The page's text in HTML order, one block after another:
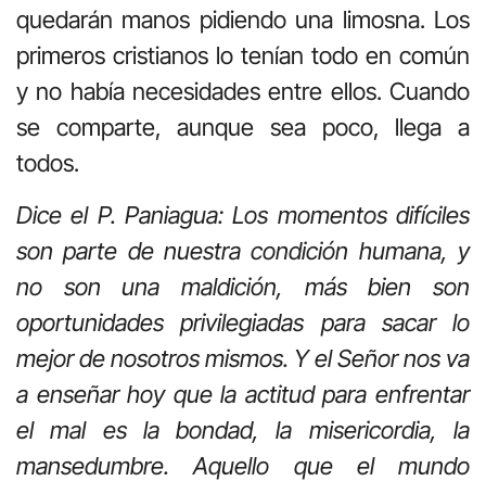
quedarán manos pidiendo una limosna. Los
primeros cristianos lo tenían todo en común
y no había necesidades entre ellos. Cuando
se comparte, aunque sea poco, llega a
todos.
Dice el P. Paniagua: Los momentos difíciles
son parte de nuestra condición humana, y
no son una maldición, más bien son
oportunidades privilegiadas para sacar lo
mejor de nosotros mismos. Y el Señor nos va
a enseñar hoy que la actitud para enfrentar
el mal es la bondad, la misericordia, la
mansedumbre. Aquello que el mundo